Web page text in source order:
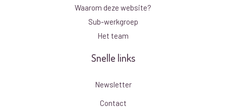
Waarom deze website?
Sub-werkgroep
Het team
Snelle links
Newsletter
Contact